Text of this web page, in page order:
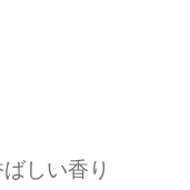
しい香り